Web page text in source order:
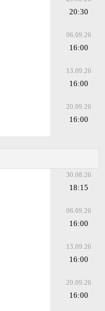
20:30
06.09.26
16:00
13.09.26
16:00
20.09.26
16:00
30.08.26
18:15
06.09.26
16:00
13.09.26
16:00
20.09.26
16:00